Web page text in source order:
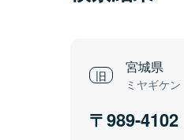
宮城県
ミヤギケン
989-4102